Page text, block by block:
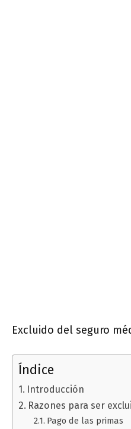
Excluido del seguro
Índice
Introducción
Razones para ser
Pago de las primas